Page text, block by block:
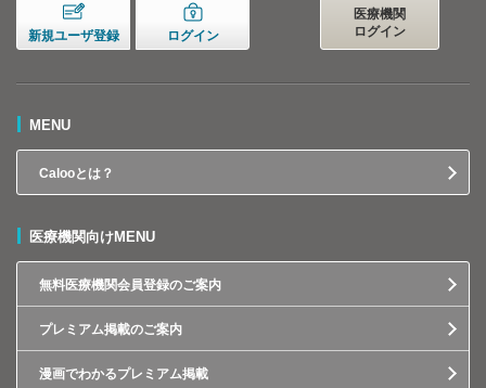
新規ユーザ登録 ログイン
医療機関
ログイン
MENU
Calooとは？
医療機関向けMENU
無料医療機関会員登録のご案内
プレミアム掲載のご案内
漫画でわかるプレミアム掲載